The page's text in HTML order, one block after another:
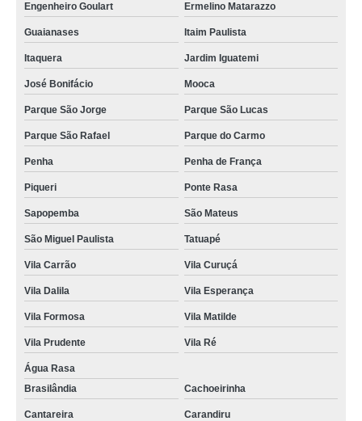
Engenheiro Goulart Ermelino Matarazzo
Guaianases Itaim Paulista
Itaquera Jardim Iguatemi
José Bonifácio Mooca
Parque São Jorge Parque São Lucas
Parque São Rafael Parque do Carmo
Penha Penha de França
Piqueri Ponte Rasa
Sapopemba São Mateus
São Miguel Paulista Tatuapé
Vila Carrão Vila Curuçá
Vila Dalila Vila Esperança
Vila Formosa Vila Matilde
Vila Prudente Vila Ré
Água Rasa
Brasilândia
Cachoeirinha
Cantareira Carandiru